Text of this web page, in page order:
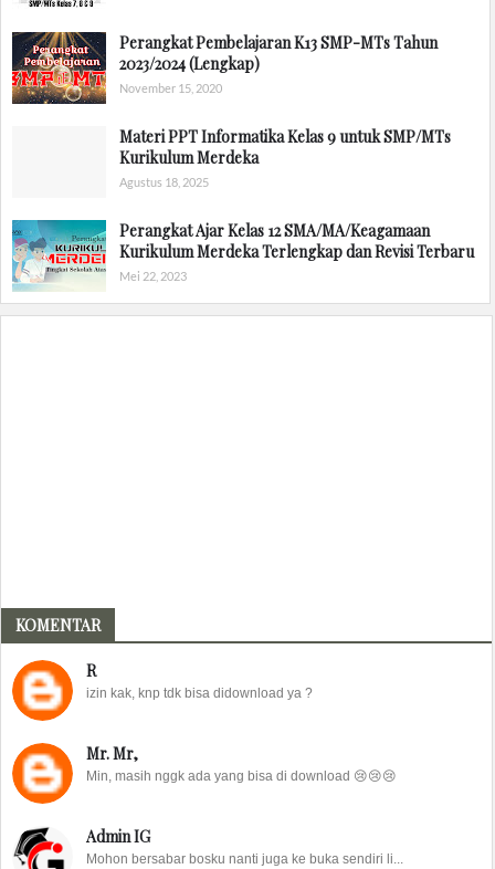
Perangkat Pembelajaran K13 SMP-MTs Tahun
2023/2024 (Lengkap)
November 15, 2020
Materi PPT Informatika Kelas 9 untuk SMP/MTs
Kurikulum Merdeka
Agustus 18, 2025
Perangkat Ajar Kelas 12 SMA/MA/Keagamaan
Kurikulum Merdeka Terlengkap dan Revisi Terbaru
Mei 22, 2023
KOMENTAR
R
izin kak, knp tdk bisa didownload ya ?
Mr. Mr,
Min, masih nggk ada yang bisa di download 😢😢😢
Admin IG
Mohon bersabar bosku nanti juga ke buka sendiri li...